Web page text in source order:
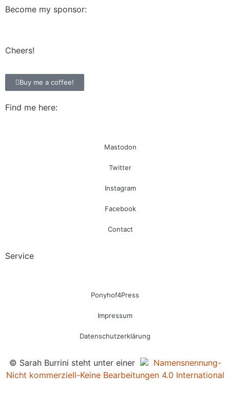
Become my sponsor:
Cheers!
Buy me a coffee!
Find me here:
Mastodon
Twitter
Instagram
Facebook
Contact
Service
Ponyhof4Press
Impressum
Datenschutzerklärung
© Sarah Burrini steht unter einer
Namensnennung-
Nicht kommerziell-Keine Bearbeitungen 4.0 International